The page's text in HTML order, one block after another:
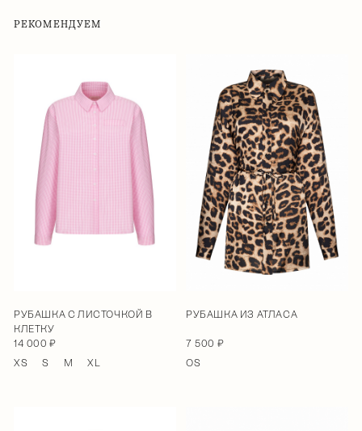
РЕКОМЕНДУЕМ
РУБАШКА С ЛИСТОЧКОЙ В
КЛЕТКУ
14 000 ₽
XS
S M XL
РУБАШКА ИЗ АТЛАСА
7 500 ₽
OS